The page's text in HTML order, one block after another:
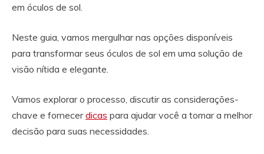
em óculos de sol.
Neste guia, vamos mergulhar nas opções disponíveis
para transformar seus óculos de sol em uma solução de
visão nítida e elegante.
Vamos explorar o processo, discutir as considerações-
chave e fornecerdicas para ajudar você a tomar a melhor
decisão para suas necessidades.